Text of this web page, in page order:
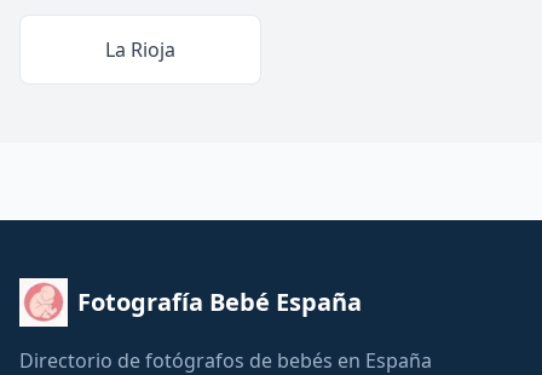
La Rioja
Fotografía Bebé España
Directorio de fotógrafos de bebés en España